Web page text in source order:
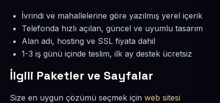
İvrindi ve mahallelerine göre yazılmış yerel içerik
Telefonda hızlı açılan, güncel ve uyumlu tasarım
Alan adı, hosting ve SSL fiyata dahil
1-3 iş günü içinde teslim, ilk ay destek ücretsiz
İlgili Paketler ve Sayfalar
Size en uygun çözümü seçmek için web sitesi